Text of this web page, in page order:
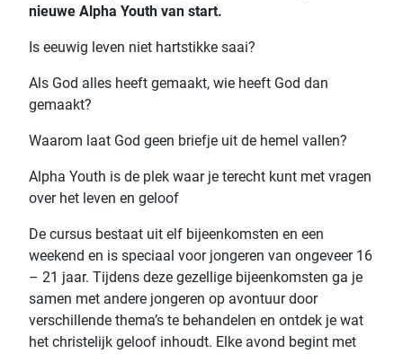
nieuwe Alpha Youth van start.
Is eeuwig leven niet hartstikke saai?
Als God alles heeft gemaakt, wie heeft God dan
gemaakt?
Waarom laat God geen briefje uit de hemel vallen?
Alpha Youth is de plek waar je terecht kunt met vragen
over het leven en geloof
De cursus bestaat uit elf bijeenkomsten en een
weekend en is speciaal voor jongeren van ongeveer 16
– 21 jaar. Tijdens deze gezellige bijeenkomsten ga je
samen met andere jongeren op avontuur door
verschillende thema’s te behandelen en ontdek je wat
het christelijk geloof inhoudt. Elke avond begint met